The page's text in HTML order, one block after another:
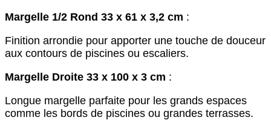
Margelle 1/2 Rond 33 x 61 x 3,2 cm :
Finition arrondie pour apporter une touche de douceur
aux contours de piscines ou escaliers.
Margelle Droite 33 x 100 x 3 cm :
Longue margelle parfaite pour les grands espaces
comme les bords de piscines ou grandes terrasses.